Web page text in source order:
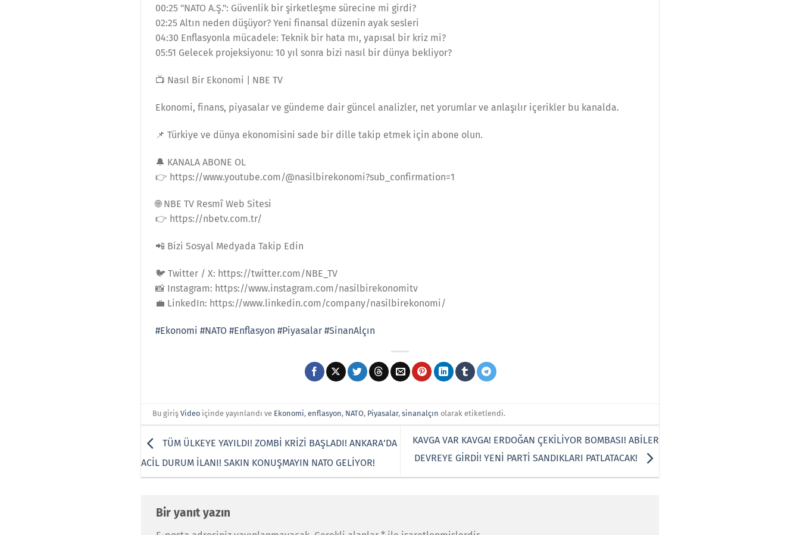
00:25 "NATO A.Ş.": Güvenlik bir şirketleşme sürecine mi girdi?
02:25 Altın neden düşüyor? Yeni finansal düzenin ayak sesleri
04:30 Enflasyonla mücadele: Teknik bir hata mı, yapısal bir kriz mi?
05:51 Gelecek projeksiyonu: 10 yıl sonra bizi nasıl bir dünya bekliyor?
📺 Nasıl Bir Ekonomi | NBE TV
Ekonomi, finans, piyasalar ve gündeme dair güncel analizler, net yorumlar ve anlaşılır içerikler bu kanalda.
📌 Türkiye ve dünya ekonomisini sade bir dille takip etmek için abone olun.
🔔 KANALA ABONE OL
👉 https://www.youtube.com/@nasilbirekonomi?sub_confirmation=1
🌐 NBE TV Resmî Web Sitesi
👉 https://nbetv.com.tr/
📲 Bizi Sosyal Medyada Takip Edin
🐦 Twitter / X: https://twitter.com/NBE_TV
📸 Instagram: https://www.instagram.com/nasilbirekonomitv
💼 LinkedIn: https://www.linkedin.com/company/nasilbirekonomi/
#Ekonomi #NATO #Enflasyon #Piyasalar #SinanAlçın
Bu girişVideo içinde yayınlandı ve Ekonomi,enflasyon, NATO, Piyasalar,sinanalçın olarak etiketlendi.
TÜM ÜLKEYE YAYILDI! ZOMBİ KRİZİ BAŞLADI! ANKARA’DA
ACİL DURUM İLANI! SAKIN KONUŞMAYIN NATO GELİYOR!
KAVGA VAR KAVGA! ERDOĞAN ÇEKİLİYOR BOMBASI! ABİLER
DEVREYE GİRDİ! YENİ PARTİ SANDIKLARI PATLATACAK!
Bir yanıt yazın